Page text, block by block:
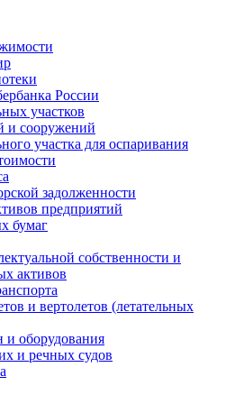
России
участков
и сооружений
участка для оспаривания
задолженности
предприятий
бумаг
собственности и
активов
и вертолетов (летательных
оборудования
и речных судов